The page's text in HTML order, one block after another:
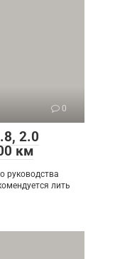
0
2.0
км
руководства
лить